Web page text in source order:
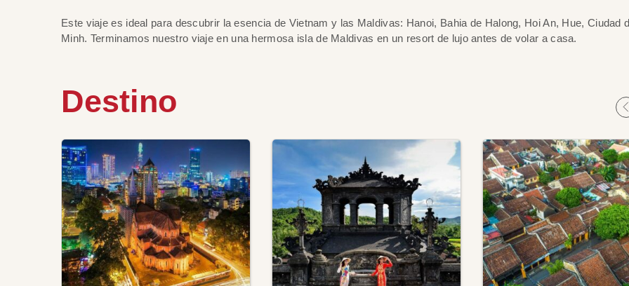
Este viaje es ideal para descubrir la esencia de Vietnam y las Maldivas: Hanoi, Bahia de Halong, Hoi An, Hue, Ciudad
Minh. Terminamos nuestro viaje en una hermosa isla de Maldivas en un resort de lujo antes de volar a casa.
Destino